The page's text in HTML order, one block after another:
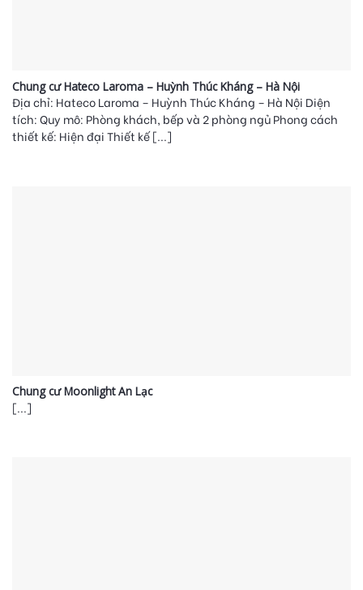
Chung cư Hateco Laroma – Huỳnh Thúc Kháng – Hà Nội
Địa chỉ: Hateco Laroma – Huỳnh Thúc Kháng – Hà Nội Diện
tích: Quy mô: Phòng khách, bếp và 2 phòng ngủ Phong cách
thiết kế: Hiện đại Thiết kế [...]
Chung cư Moonlight An Lạc
[...]